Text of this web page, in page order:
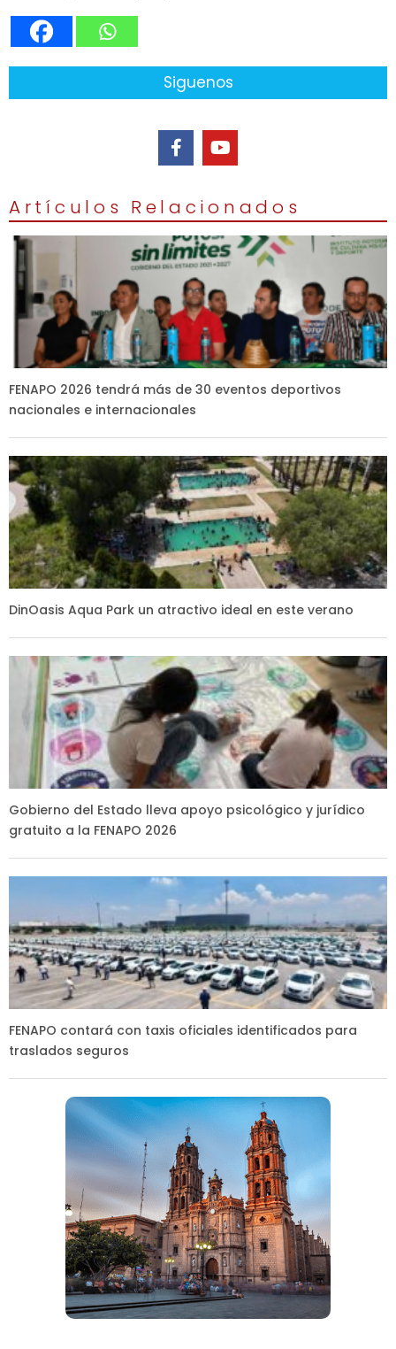
Siguenos
Artículos Relacionados
FENAPO 2026 tendrá más de 30 eventos deportivos
nacionales e internacionales
DinOasis Aqua Park un atractivo ideal en este verano
Gobierno del Estado lleva apoyo psicológico y jurídico
gratuito a la FENAPO 2026
FENAPO contará con taxis oficiales identificados para
traslados seguros